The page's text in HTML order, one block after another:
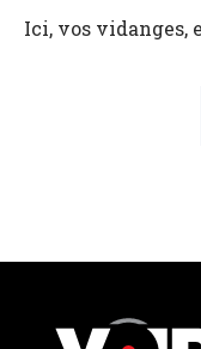
Ici, vos vidanges,